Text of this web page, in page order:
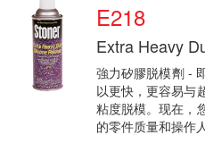
E218
Extra Heavy
強力矽膠脱模劑 -
以更快，更容易与
粘度脱模。现在，
的零件质量和操作